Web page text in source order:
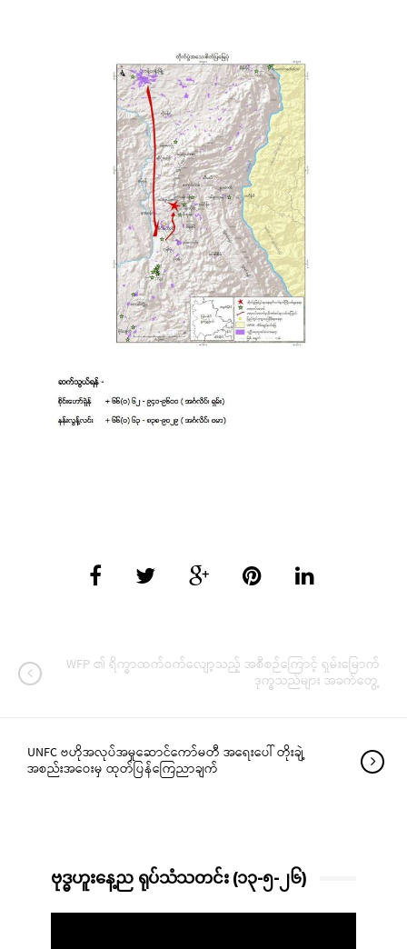
WFP ၏ ရိက္ခာထက်ဝက်လျော့သည့် အစီစဉ်ကြောင့် ရှမ်းမြောက်
ဒုက္ခသည်များ အခက်တွေ့
UNFC ဗဟိုအလုပ်အမှုဆောင်ကော်မတီ အရေးပေါ် တိုးချဲ့
အစည်းအဝေးမှ ထုတ်ပြန်ကြေညာချက်
ဗုဒ္ဓဟူးနေ့ည ရုပ်သံသတင်း (၁၃-၅-၂၆)